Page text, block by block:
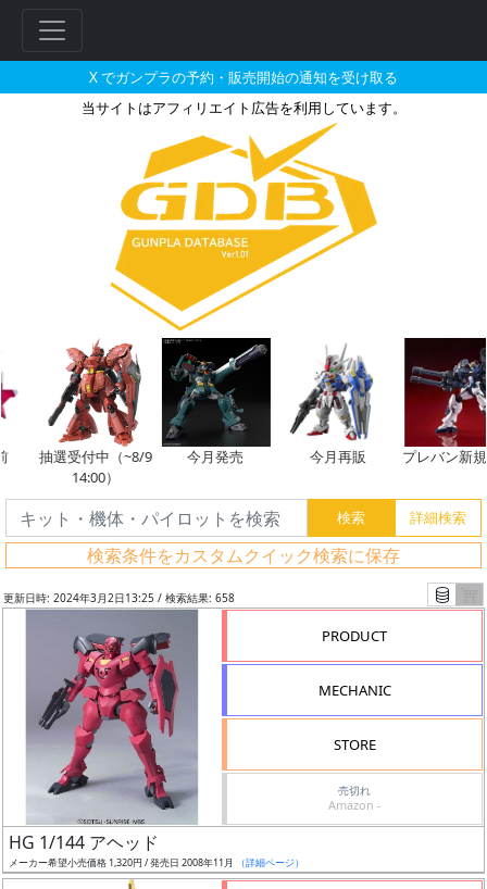
X でガンプラの予約・販売開始の通知を受け取る
当サイトはアフィリエイト広告を利用しています。
HG 1/144 アヘッドとそれに関連
抽選受付中（~8/9
14:00）
今月発売 今月再販 プレバン新規
検索条件をカスタムクイック検索に保存
フ
リ
更新日時: 2024年3月2日13:25 / 検索結果: 658
PRODUCT
MECHANIC
STORE
売切れ
Amazon -
HG 1/144 アヘッド
メーカー希望小売価格 1,320円 / 発売日 2008年11月 （詳細ページ）